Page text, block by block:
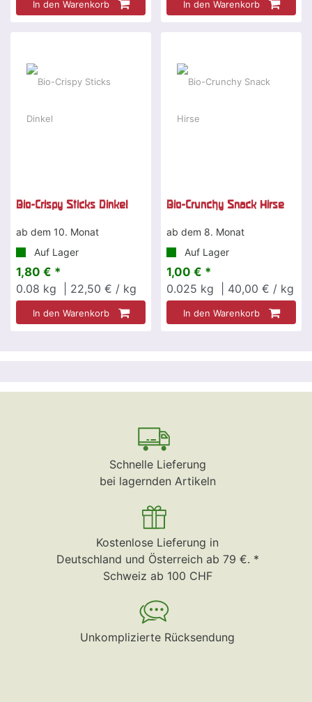
In den Warenkorb In den Warenkorb
Bio-Crispy Sticks Dinkel
ab dem 10. Monat
Auf Lager
1,80 € *
0.08 kg | 22,50 € / kg
In den Warenkorb
Bio-Crunchy Snack Hirse
ab dem 8. Monat
Auf Lager
1,00 € *
0.025 kg | 40,00 € / kg
In den Warenkorb
Schnelle Lieferung
bei lagernden Artikeln
Kostenlose Lieferung in
Deutschland und Österreich ab 79 €. *
Schweiz ab 100 CHF
Unkomplizierte Rücksendung